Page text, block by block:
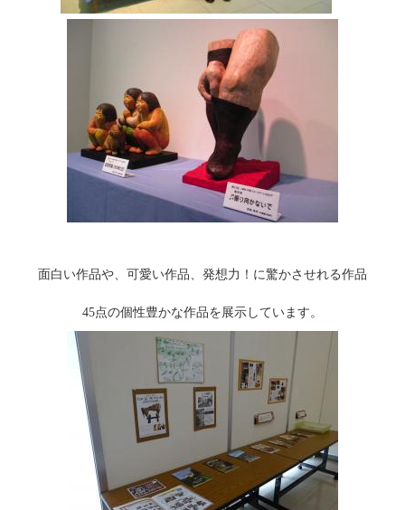
面白い作品や、可愛い作品、発想力！に驚かさせれる作品
45点の個性豊かな作品を展示しています。